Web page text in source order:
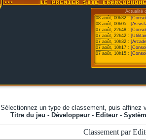
Actualité
08 août, 00h32 :
08 août, 00h05 :
07 août, 22h48 :
07 août, 22h42 :
07 août, 10h32 :
07 août, 10h17 :
07 août, 10h15 :
Sélectionnez un type de classement, puis affinez
Titre du jeu - Développeur - Editeur -
Classement par